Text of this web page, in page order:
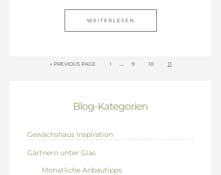
WEITERLESEN
« PREVIOUS PAGE 1 … 9 10 11
Blog-Kategorien
Gewächshaus Inspiration
Gärtnern unter Glas
Monatliche Anbautipps